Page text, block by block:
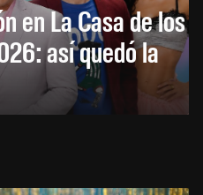
en La Casa de los
así quedó la